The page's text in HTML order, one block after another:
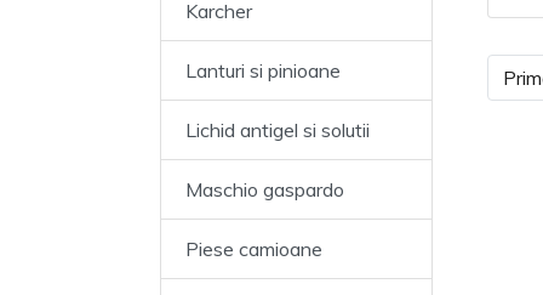
Karcher
Lanturi si pinioane
Lichid antigel si solutii
Maschio gaspardo
Piese camioane